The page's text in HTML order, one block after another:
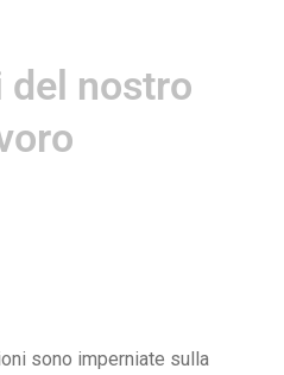
del nostro
sono imperniate sulla